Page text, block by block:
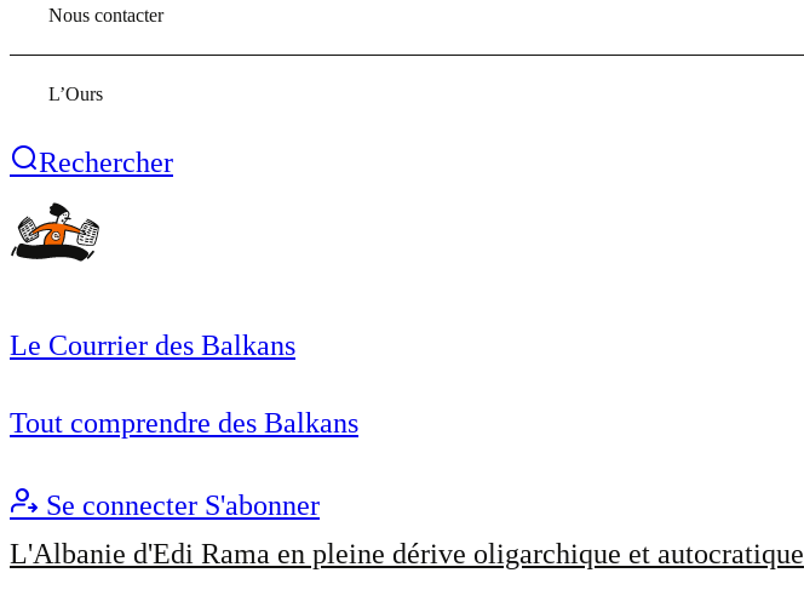
Nous contacter
L’Ours
Rechercher
Le Courrier des Balkans
Tout comprendre des Balkans
Se connecter S'abonner
L'Albanie d'Edi Rama en pleine dérive oligarchique et autocratique